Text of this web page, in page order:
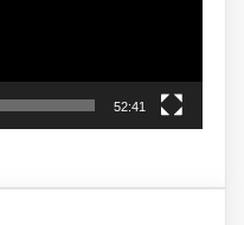
52:41